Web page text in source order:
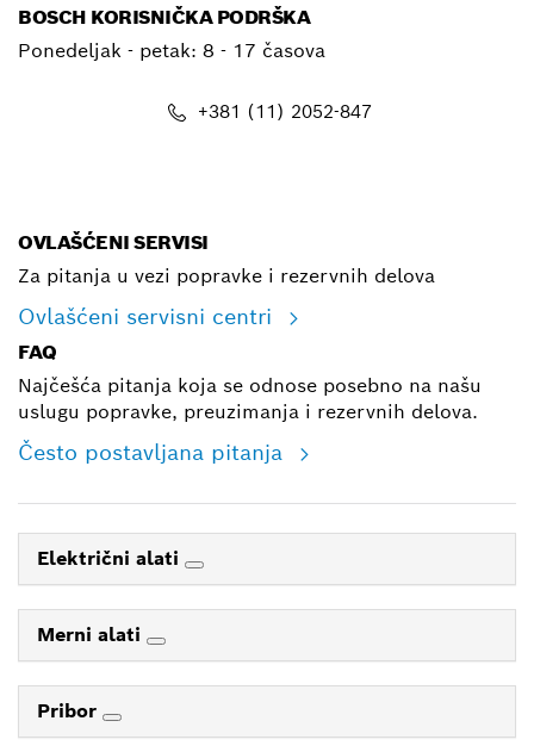
BOSCH KORISNIČKA PODRŠKA
Ponedeljak - petak: 8 - 17 časova
+381 (11) 2052-847
OVLAŠĆENI SERVISI
Za pitanja u vezi popravke i rezervnih delova
Ovlašćeni servisni centri
FAQ
Najčešća pitanja koja se odnose posebno na našu
uslugu popravke, preuzimanja i rezervnih delova.
Često postavljana pitanja
Električni alati
Merni alati
Pribor